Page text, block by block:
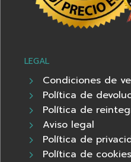
LEGAL
Condiciones de
Política de
Política de
Aviso legal
Política de
Política de cookies